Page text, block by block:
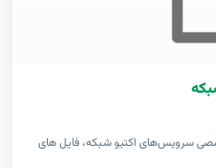
سرویس‌های اکتیو شبکه، فایل های